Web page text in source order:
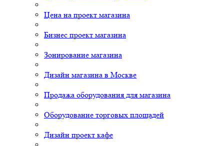
Цена на проект магазина
Бизнес проект магазина
Зонирование магазина
Дизайн магазина в Москве
Продажа оборудования для магазина
Оборудование торговых площадей
Дизайн проект кафе